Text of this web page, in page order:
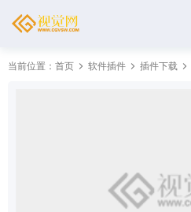
当前位置： 首页 软件插件 插件下载